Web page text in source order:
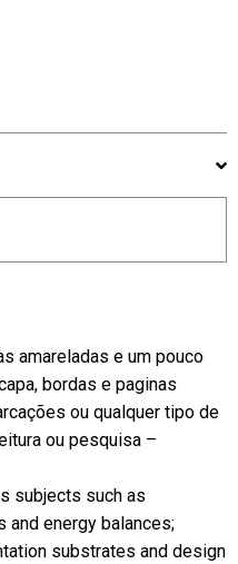
amareladas e um pouco
bordas e paginas
ou qualquer tipo de
ou pesquisa –
subjects such as
and energy balances;
substrates and design